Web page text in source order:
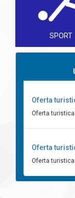
SPORT
Oferta
Oferta turistica
Oferta
Oferta turistica